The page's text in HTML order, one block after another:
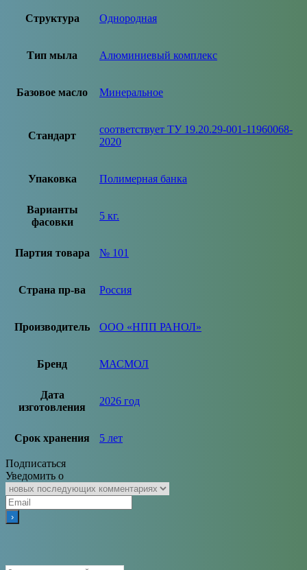
Структура Однородная
Тип мыла Алюминиевый комплекс
Базовое масло Минеральное
Стандарт
соответствует ТУ 19.20.29-001-11960068-
2020
Упаковка Полимерная банка
Варианты
фасовки
5 кг.
Партия товара № 101
Страна пр-ва Россия
Производитель ООО «НПП РАНОЛ»
Бренд МАСМОЛ
Дата
изготовления
2026 год
Срок хранения 5 лет
Подписаться
Уведомить о